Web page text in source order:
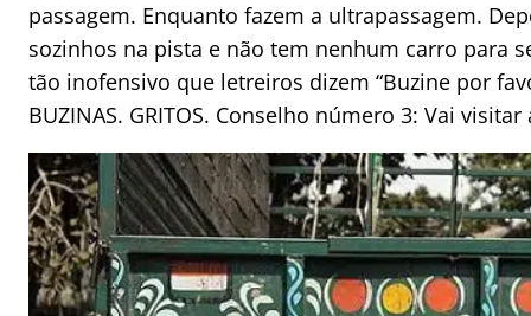
passagem. Enquanto fazem a ultrapassagem.
sozinhos na pista e não tem nenhum carro para
tão inofensivo que letreiros dizem “Buzine por
BUZINAS. GRITOS. Conselho número 3: Vai